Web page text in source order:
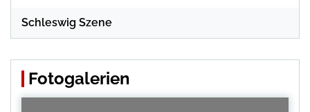
Schleswig Szene
Fotogalerien